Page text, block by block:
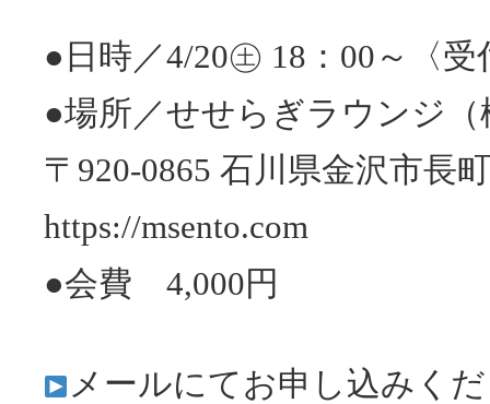
●日時／4/20㊏ 18：00～〈
●場所／せせらぎラウンジ（
〒920-0865 石川県金沢市
https://msento.com
●会費 4,000円
メールにてお申し込みく